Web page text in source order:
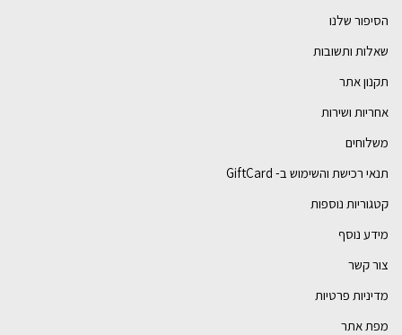
הסיפור שלנו
שאלות ותשובות
תקנון אתר
אחריות ושירות
משלוחים
תנאי רכישת והשימוש ב- GiftCard
קטגוריות נוספות
מידע נוסף
צור קשר
מדיניות פרטיות
מפת אתר